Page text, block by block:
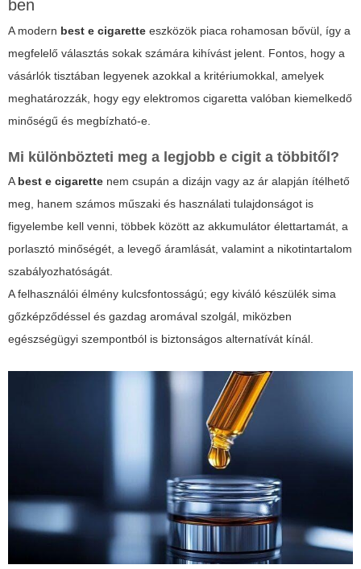
ben
A modern best e cigarette eszközök piaca rohamosan bővül, így a
megfelelő választás sokak számára kihívást jelent. Fontos, hogy a
vásárlók tisztában legyenek azokkal a kritériumokkal, amelyek
meghatározzák, hogy egy elektromos cigaretta valóban kiemelkedő
minőségű és megbízható-e.
Mi különbözteti meg a legjobb e cigit a többitől?
Abest e cigarette nem csupán a dizájn vagy az ár alapján ítélhető
meg, hanem számos műszaki és használati tulajdonságot is
figyelembe kell venni, többek között az akkumulátor élettartamát, a
porlasztó minőségét, a levegő áramlását, valamint a nikotintartalom
szabályozhatóságát.
A felhasználói élmény kulcsfontosságú; egy kiváló készülék sima
gőzképződéssel és gazdag aromával szolgál, miközben
egészségügyi szempontból is biztonságos alternatívát kínál.